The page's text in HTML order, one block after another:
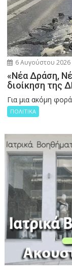
6 Αυγούστου 2026
«Νέα Δράση,
διοίκηση της
Για μια ακόμη
ΠΟΛΙΤΙΚΑ